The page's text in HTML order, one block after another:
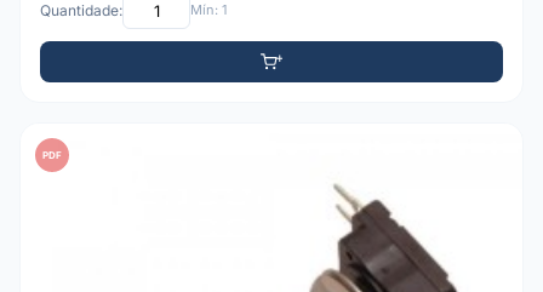
Quantidade: Mín: 1
PDF